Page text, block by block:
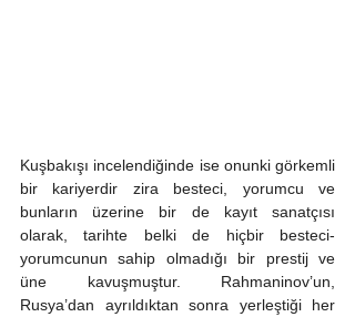
Kuşbakışı incelendiğinde ise onunki görkemli
bir kariyerdir zira besteci, yorumcu ve
bunların üzerine bir de kayıt sanatçısı
olarak, tarihte belki de hiçbir besteci-
yorumcunun sahip olmadığı bir prestij ve
üne kavuşmuştur. Rahmaninov’un,
Rusya’dan ayrıldıktan sonra yerleştiği her